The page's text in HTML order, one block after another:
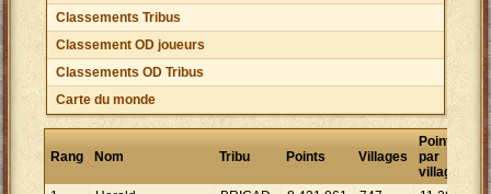
Classements Tribus
Classement OD joueurs
Classements OD Tribus
Carte du monde
Rang Nom Tribu Points Villages
Points
par
village